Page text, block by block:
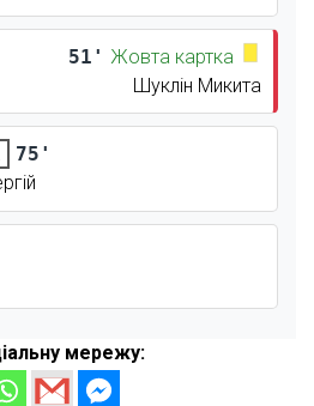
51' Жовта картка
Шуклін Микита
75'
мережу: